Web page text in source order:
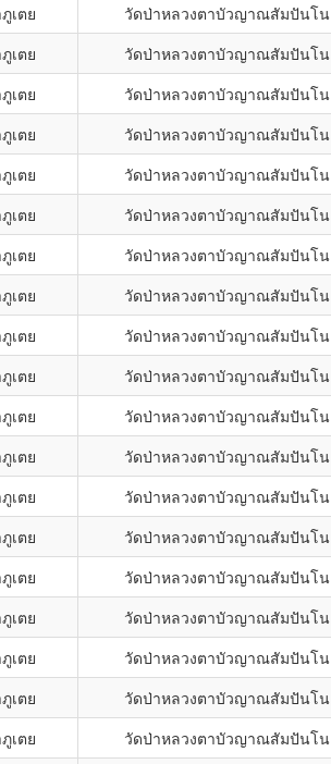
เตย วัดป่าหลวงตาบัวญาณสัมปันโน
เตย วัดป่าหลวงตาบัวญาณสัมปันโน
เตย วัดป่าหลวงตาบัวญาณสัมปันโน
เตย วัดป่าหลวงตาบัวญาณสัมปันโน
เตย วัดป่าหลวงตาบัวญาณสัมปันโน
เตย วัดป่าหลวงตาบัวญาณสัมปันโน
เตย วัดป่าหลวงตาบัวญาณสัมปันโน
เตย วัดป่าหลวงตาบัวญาณสัมปันโน
เตย วัดป่าหลวงตาบัวญาณสัมปันโน
เตย วัดป่าหลวงตาบัวญาณสัมปันโน
เตย วัดป่าหลวงตาบัวญาณสัมปันโน
เตย วัดป่าหลวงตาบัวญาณสัมปันโน
เตย วัดป่าหลวงตาบัวญาณสัมปันโน
เตย วัดป่าหลวงตาบัวญาณสัมปันโน
เตย วัดป่าหลวงตาบัวญาณสัมปันโน
เตย วัดป่าหลวงตาบัวญาณสัมปันโน
เตย วัดป่าหลวงตาบัวญาณสัมปันโน
เตย วัดป่าหลวงตาบัวญาณสัมปันโน
เตย วัดป่าหลวงตาบัวญาณสัมปันโน